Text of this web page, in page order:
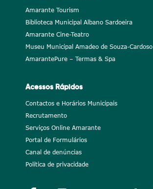
Amarante Tourism
Biblioteca Municipal Albano Sardoeira
Amarante Cine-Teatro
Museu Municipal Amadeo de Souza-Cardoso
AmarantePure – Termas & Spa
Acessos Rápidos
Contactos e Horários Municipais
Recrutamento
Serviços Online Amarante
Portal de Formulários
Canal de denúncias
Política de privacidade